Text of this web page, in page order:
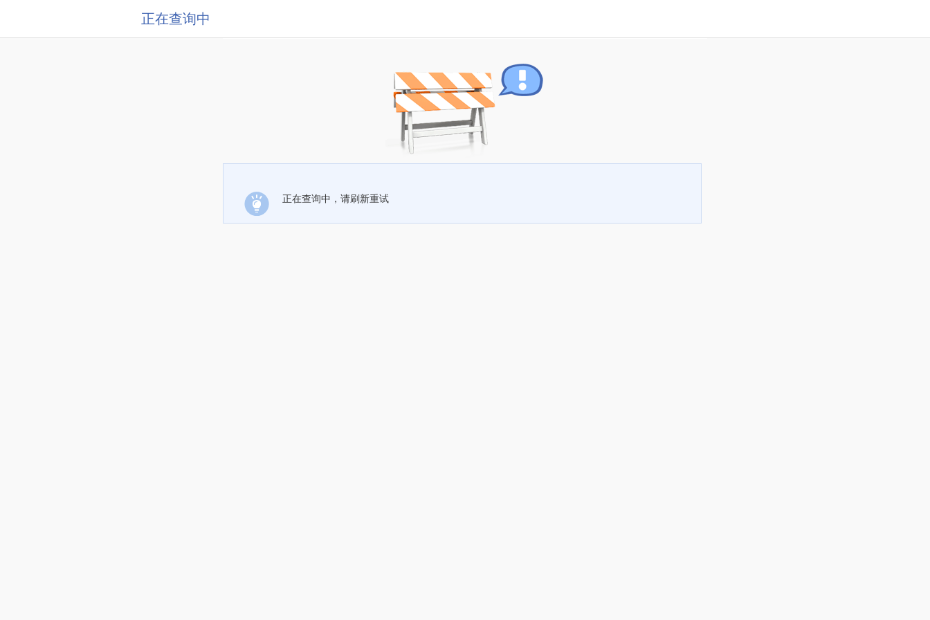
正在查询中
正在查询中，请刷新重试